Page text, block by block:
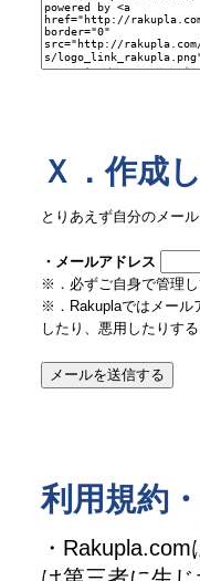
Ｘ．作成
とりあえず自分のメー
・メールアドレス
※．必ずご自身で管理し
※．Rakuplaではメール
したり、悪用したりす
利用規約
・